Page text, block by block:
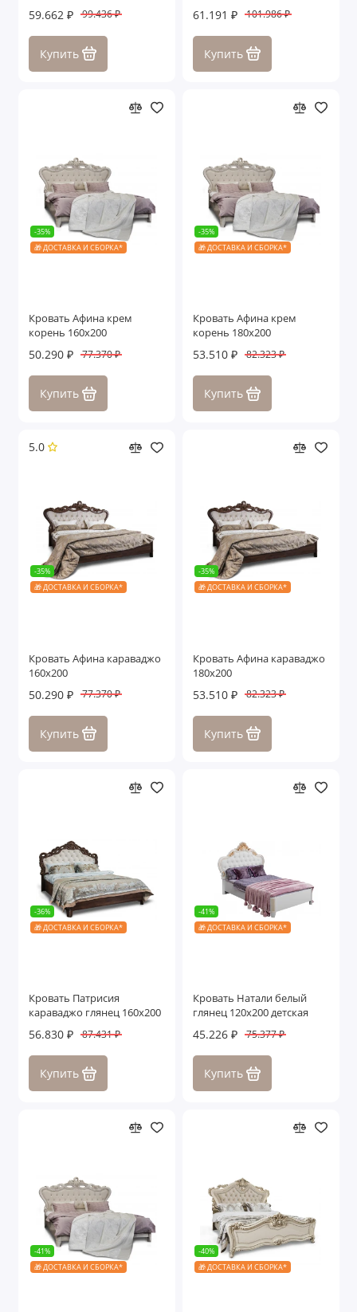
59.662 ₽ 99.436 ₽
Купить
61.191 ₽ 101.986 ₽
Купить
-35%
🎁 ДОСТАВКА И СБОРКА*
Кровать Афина крем
корень 160х200
50.290 ₽ 77.370 ₽
Купить
-35%
🎁 ДОСТАВКА И СБОРКА*
Кровать Афина крем
корень 180х200
53.510 ₽ 82.323 ₽
Купить
5.0
-35%
🎁 ДОСТАВКА И СБОРКА*
Кровать Афина караваджо
160х200
50.290 ₽ 77.370 ₽
Купить
-35%
🎁 ДОСТАВКА И СБОРКА*
Кровать Афина караваджо
180х200
53.510 ₽ 82.323 ₽
Купить
-36%
🎁 ДОСТАВКА И СБОРКА*
Кровать Патрисия
караваджо глянец 160х200
56.830 ₽ 87.431 ₽
Купить
-41%
🎁 ДОСТАВКА И СБОРКА*
Кровать Натали белый
глянец 120х200 детская
45.226 ₽ 75.377 ₽
Купить
-41%
🎁 ДОСТАВКА И СБОРКА*
-40%
🎁 ДОСТАВКА И СБОРКА*